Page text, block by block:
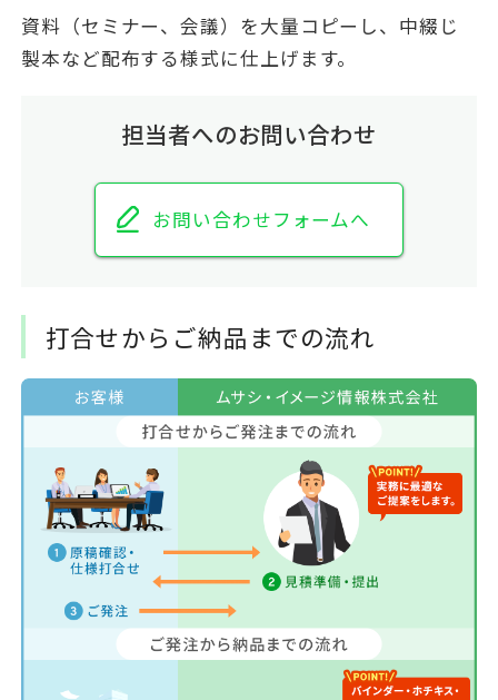
資料（セミナー、会議）を大量コピーし、中綴じ
製本など配布する様式に仕上げます。
担当者へのお問い合わせ
お問い合わせフォームへ
打合せからご納品までの流れ